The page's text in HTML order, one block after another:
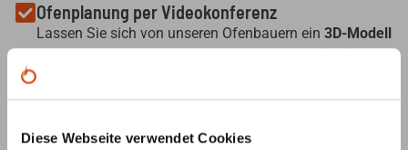
Diese Webseite verwendet Cookies
Ofenplanung per Videokonferenz
Lassen Sie sich von unseren Ofenbauern ein 3D-Modell
unverbindlich und
UnsereOfenbauerstehen Ihnen von der